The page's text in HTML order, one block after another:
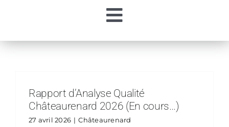
Toggle
Navigation
Mon Eau
Rapport d’Analyse Qualité
Châteaurenard 2026 (En cours…)
27 avril 2026 | Châteaurenard